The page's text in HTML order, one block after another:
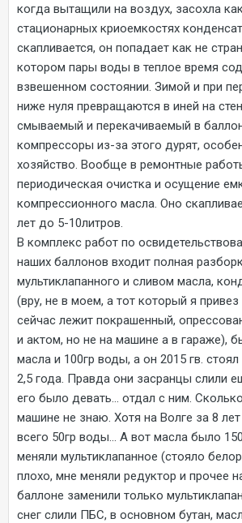
когда вытащили на воздух, засохла
стационарных криоемкостях
скапливается, он попадает как не
котором пары воды в теплое время
взвешенном состоянии. Зимой и при
ниже нуля превращаются в иней на
смываемый и перекачиваемый в
компрессоры из-за этого дурят,
хозяйство. Вообще в ремонтные
периодическая очистка и осущение
компрессионного масла. Оно
лет до 5-10литров.
В комплекс работ по
наших баллонов входит полная
мультиклапанного и сливом масла,
(вру, не в моем, а тот который я привез
сейчас лежит покрашенный,
и актом, но не на машине а в гараже),
масла и 100гр воды, а он 2015 гв.
2,5 года. Правда они засранцы слили
его было девать... отдал с ним.
машине не знаю. Хотя на Волге за 8
всего 50гр воды... А вот масла было
меняли мультиклапанное (стояло
плохо, мне меняли редуктор и прочее
баллоне заменили только
снег слили ПБС, в основном бутан,